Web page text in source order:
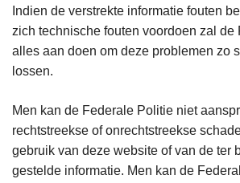
Indien de verstrekte informatie fouten
zich technische fouten voordoen zal de
alles aan doen om deze problemen zo
lossen.
Men kan de Federale Politie niet
rechtstreekse of onrechtstreekse
gebruik van deze website of van de ter
gestelde informatie. Men kan de